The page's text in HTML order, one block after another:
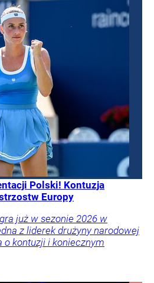
Polski! Kontuzja
Europy
już w sezonie 2026 w
z liderek drużyny narodowej
o kontuzji i koniecznym